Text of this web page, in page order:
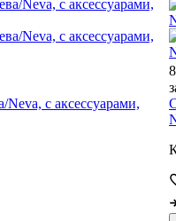
с аксессуарами,